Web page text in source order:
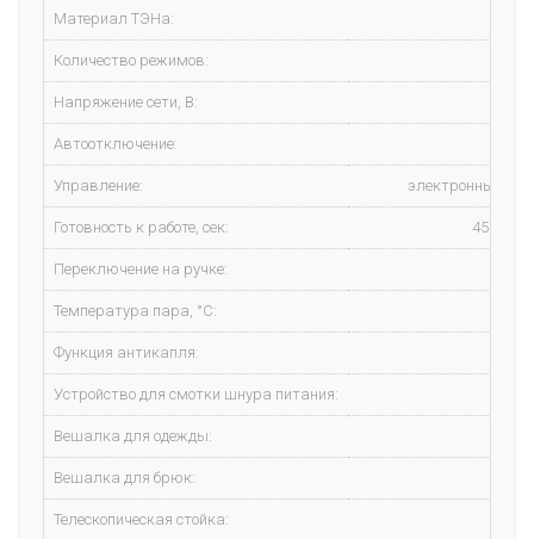
Материал ТЭНа:
Количество режимов:
Напряжение сети, В:
Автоотключение:
Управление: электронный
Готовность к работе, сек: 45
Переключение на ручке:
Температура пара, °C:
Функция антикапля:
Устройство для смотки шнура питания:
Вешалка для одежды:
Вешалка для брюк:
Телескопическая стойка: